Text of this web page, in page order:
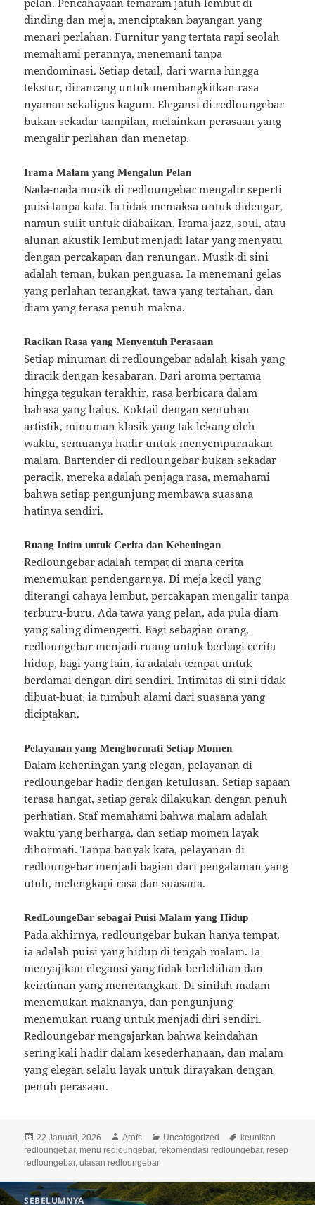
pelan. Pencahayaan temaram jatuh lembut di
dinding dan meja, menciptakan bayangan yang
menari perlahan. Furnitur yang tertata rapi seolah
memahami perannya, menemani tanpa
mendominasi. Setiap detail, dari warna hingga
tekstur, dirancang untuk membangkitkan rasa
nyaman sekaligus kagum. Elegansi di redloungebar
bukan sekadar tampilan, melainkan perasaan yang
mengalir perlahan dan menetap.
Irama Malam yang Mengalun Pelan
Nada-nada musik di redloungebar mengalir seperti
puisi tanpa kata. Ia tidak memaksa untuk didengar,
namun sulit untuk diabaikan. Irama jazz, soul, atau
alunan akustik lembut menjadi latar yang menyatu
dengan percakapan dan renungan. Musik di sini
adalah teman, bukan penguasa. Ia menemani gelas
yang perlahan terangkat, tawa yang tertahan, dan
diam yang terasa penuh makna.
Racikan Rasa yang Menyentuh Perasaan
Setiap minuman di redloungebar adalah kisah yang
diracik dengan kesabaran. Dari aroma pertama
hingga tegukan terakhir, rasa berbicara dalam
bahasa yang halus. Koktail dengan sentuhan
artistik, minuman klasik yang tak lekang oleh
waktu, semuanya hadir untuk menyempurnakan
malam. Bartender di redloungebar bukan sekadar
peracik, mereka adalah penjaga rasa, memahami
bahwa setiap pengunjung membawa suasana
hatinya sendiri.
Ruang Intim untuk Cerita dan Keheningan
Redloungebar adalah tempat di mana cerita
menemukan pendengarnya. Di meja kecil yang
diterangi cahaya lembut, percakapan mengalir tanpa
terburu-buru. Ada tawa yang pelan, ada pula diam
yang saling dimengerti. Bagi sebagian orang,
redloungebar menjadi ruang untuk berbagi cerita
hidup, bagi yang lain, ia adalah tempat untuk
berdamai dengan diri sendiri. Intimitas di sini tidak
dibuat-buat, ia tumbuh alami dari suasana yang
diciptakan.
Pelayanan yang Menghormati Setiap Momen
Dalam keheningan yang elegan, pelayanan di
redloungebar hadir dengan ketulusan. Setiap sapaan
terasa hangat, setiap gerak dilakukan dengan penuh
perhatian. Staf memahami bahwa malam adalah
waktu yang berharga, dan setiap momen layak
dihormati. Tanpa banyak kata, pelayanan di
redloungebar menjadi bagian dari pengalaman yang
utuh, melengkapi rasa dan suasana.
RedLoungeBar sebagai Puisi Malam yang Hidup
Pada akhirnya, redloungebar bukan hanya tempat,
ia adalah puisi yang hidup di tengah malam. Ia
menyajikan elegansi yang tidak berlebihan dan
keintiman yang menenangkan. Di sinilah malam
menemukan maknanya, dan pengunjung
menemukan ruang untuk menjadi diri sendiri.
Redloungebar mengajarkan bahwa keindahan
sering kali hadir dalam kesederhanaan, dan malam
yang elegan selalu layak untuk dirayakan dengan
penuh perasaan.
Diposkan
pada
22 Januari, 2026 Penulis
Arofs Kategori
Uncategorized Tag
keunikan
redloungebar,menu redloungebar,rekomendasi redloungebar,resep
redloungebar,ulasan redloungebar
Navigasi
SEBELUMNYA